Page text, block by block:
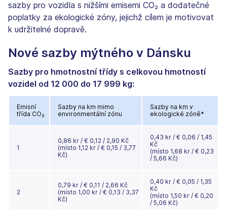
sazby pro vozidla s nižšími emisemi CO₂ a dodatečné
poplatky za ekologické zóny, jejichž cílem je motivovat
k udržitelné dopravě.
Nové sazby mýtného v Dánsku
Sazby pro hmotnostní třídy s celkovou hmotností
vozidel od 12 000 do 17 999 kg:
Emisní
třída CO₂
Sazby na km mimo
environmentální zónu
Sazby na km v
ekologické zóně*
1
0,86 kr / € 0,12 / 2,90 Kč
(místo 1,12 kr / € 0,15 / 3,77
Kč)
0,43 kr / € 0,06 / 1,45
Kč
(místo 1,68 kr / € 0,23
/ 5,66 Kč)
2
0,79 kr / € 0,11 / 2,66 Kč
(místo 1,00 kr / € 0,13 / 3,37
Kč)
0,40 kr / € 0,05 / 1,35
Kč
(místo 1,50 kr / € 0,20
/ 5,06 Kč)